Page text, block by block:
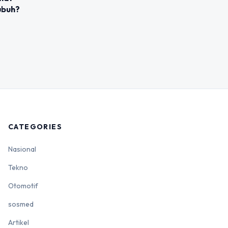
CATEGORIES
Nasional
Tekno
Otomotif
sosmed
Artikel